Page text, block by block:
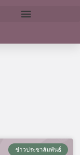
ข่าวประชาสัมพันธ์
Page